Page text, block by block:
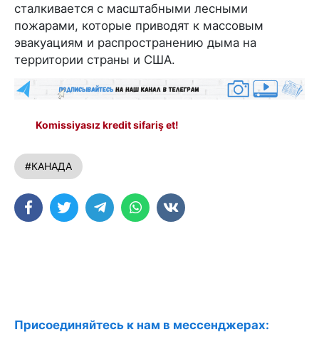
сталкивается с масштабными лесными
пожарами, которые приводят к массовым
эвакуациям и распространению дыма на
территории страны и США.
Komissiyasız kredit sifariş et!
#КАНАДА
Присоединяйтесь к нам в мессенджерах: